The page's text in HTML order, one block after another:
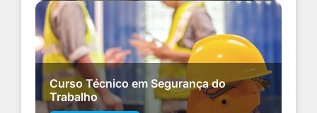
Curso Técnico em Segurança do
Trabalho